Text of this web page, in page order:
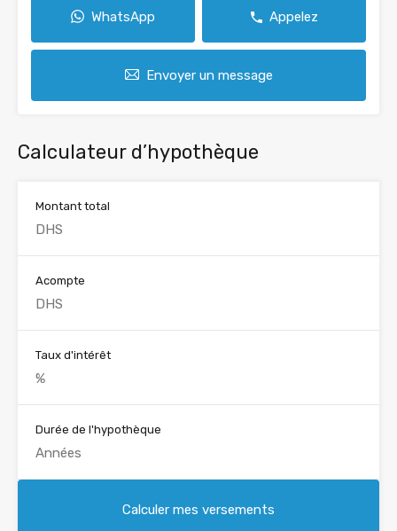
WhatsApp Appelez
Envoyer un message
Calculateur d’hypothèque
Montant total
Acompte
Taux d'intérêt
Durée de l'hypothèque